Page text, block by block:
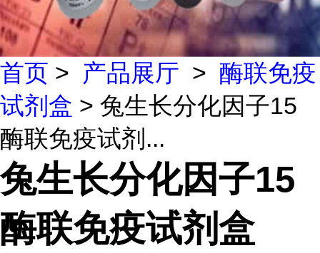
首页 > 产品展厅 > 酶联免疫
试剂盒 > 兔生长分化因子15
酶联免疫试剂...
兔生长分化因子15
酶联免疫试剂盒